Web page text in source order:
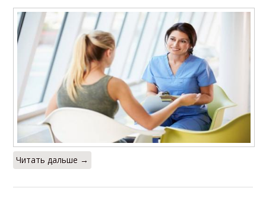
Читать дальше →